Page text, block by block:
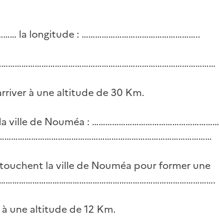
la longitude : ……………………………………………..
à une altitude de 30 Km.
ville de Nouméa : …………………………………………………
la ville de Nouméa pour former une
une altitude de 12 Km.